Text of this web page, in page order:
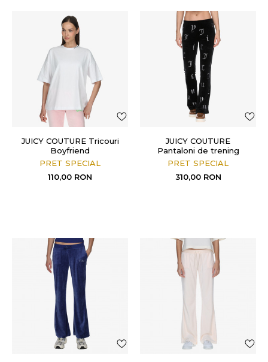
JUICY COUTURE Tricouri
Boyfriend
PRET SPECIAL
110,00 RON
JUICY COUTURE
Pantaloni de trening
BRIAH LR D P
PRET SPECIAL
310,00 RON